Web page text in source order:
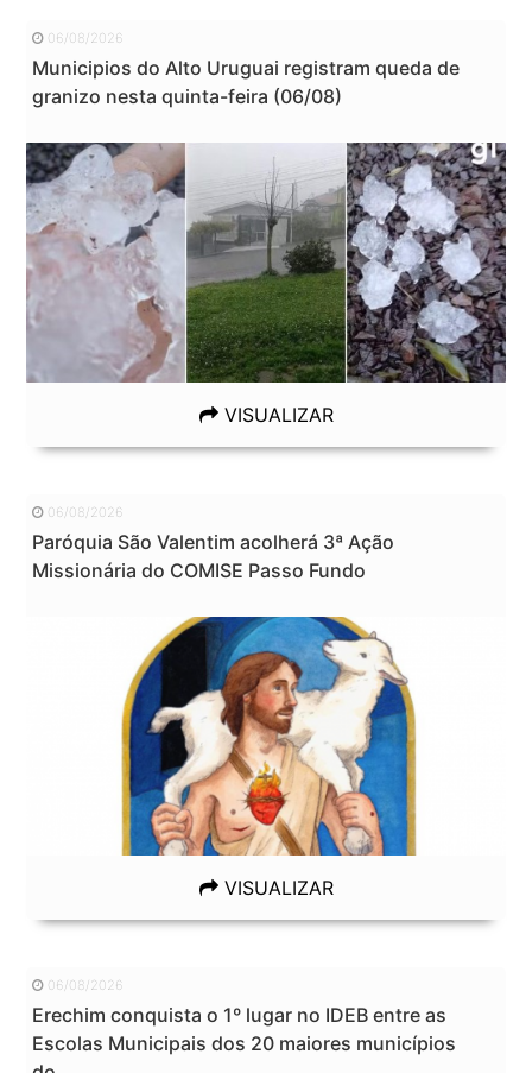
06/08/2026
Municipios do Alto Uruguai registram queda de
granizo nesta quinta-feira (06/08)
VISUALIZAR
06/08/2026
Paróquia São Valentim acolherá 3ª Ação
Missionária do COMISE Passo Fundo
VISUALIZAR
06/08/2026
Erechim conquista o 1º lugar no IDEB entre as
Escolas Municipais dos 20 maiores municípios